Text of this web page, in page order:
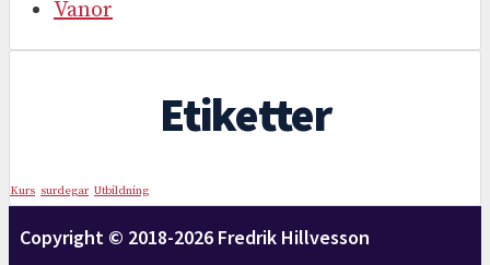
Vanor
Etiketter
Kurs surdegar Utbildning
Copyright © 2018-2026 Fredrik Hillvesson